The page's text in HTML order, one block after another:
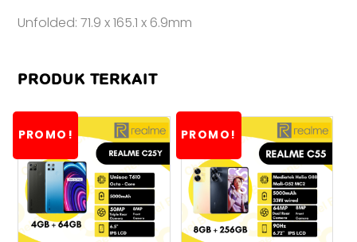
Unfolded: 71.9 x 165.1 x 6.9mm
PRODUK TERKAIT
PROMO! PROMO!